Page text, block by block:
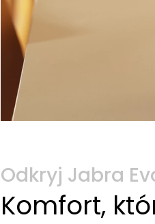
Odkryj Jabra
Komfort,